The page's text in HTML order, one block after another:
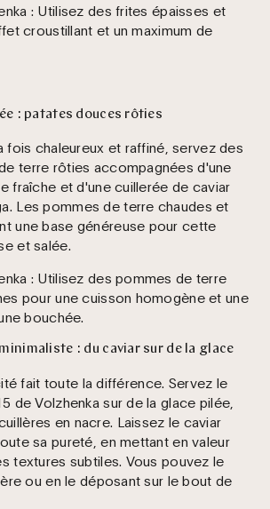
: Utilisez des frites épaisses et
croustillant et un maximum de
: patates douces rôties
fois chaleureux et raffiné, servez des
terre rôties accompagnées d'une
fraîche et d'une cuillerée de caviar
Les pommes de terre chaudes et
une base généreuse pour cette
et salée.
: Utilisez des pommes de terre
pour une cuisson homogène et une
bouchée.
: du caviar sur de la glace
fait toute la différence. Servez le
de Volzhenka sur de la glace pilée,
en nacre. Laissez le caviar
sa pureté, en mettant en valeur
textures subtiles. Vous pouvez le
ou en le déposant sur le bout de